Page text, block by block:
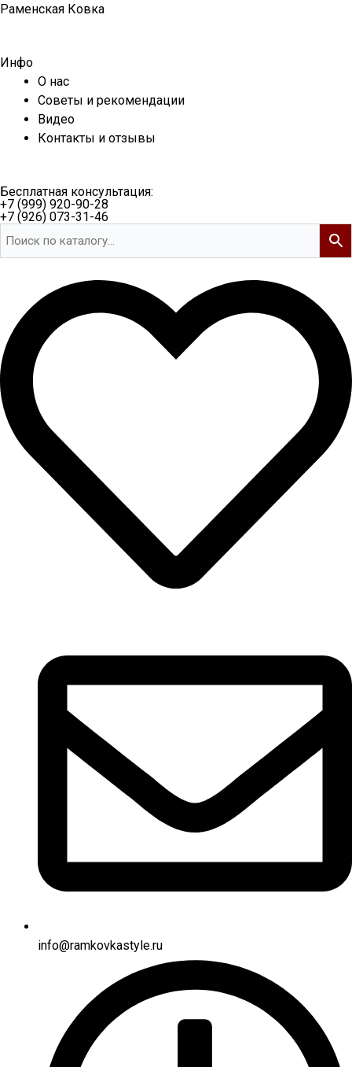
Перейти
Раменская Ковка
Инфо
О нас
Советы и рекомендации
Видео
Контакты и отзывы
Бесплатная консультация:
+7 (999) 920-90-28
+7 (926) 073-31-46
info@ramkovkastyle.ru